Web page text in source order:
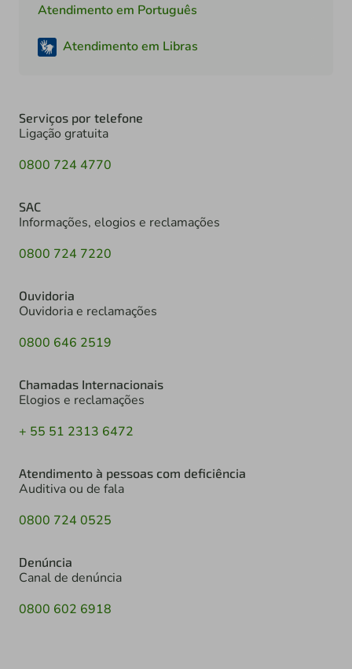
Atendimento em Português
Atendimento em Libras
Serviços por telefone
Ligação gratuita
0800 724 4770
SAC
Informações, elogios e reclamações
0800 724 7220
Ouvidoria
Ouvidoria e reclamações
0800 646 2519
Chamadas Internacionais
Elogios e reclamações
+ 55 51 2313 6472
Atendimento à pessoas com deficiência
Auditiva ou de fala
0800 724 0525
Denúncia
Canal de denúncia
0800 602 6918